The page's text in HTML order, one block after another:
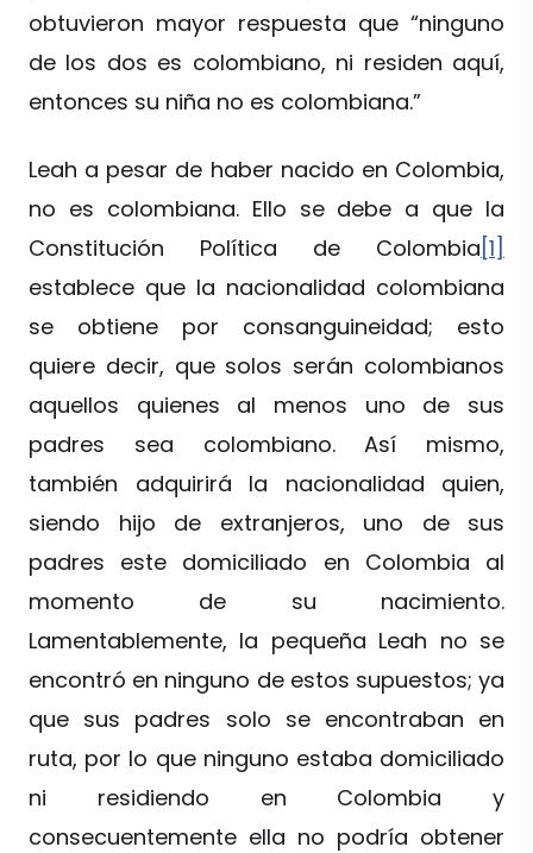
obtuvieron mayor respuesta que “ninguno
de los dos es colombiano, ni residen aquí,
entonces su niña no es colombiana.”
Leah a pesar de haber nacido en Colombia,
no es colombiana. Ello se debe a que la
Constitución Política de Colombia [1]
establece que la nacionalidad colombiana
se obtiene por consanguineidad; esto
quiere decir, que solos serán colombianos
aquellos quienes al menos uno de sus
padres sea colombiano. Así mismo,
también adquirirá la nacionalidad quien,
siendo hijo de extranjeros, uno de sus
padres este domiciliado en Colombia al
momento de su nacimiento.
Lamentablemente, la pequeña Leah no se
encontró en ninguno de estos supuestos; ya
que sus padres solo se encontraban en
ruta, por lo que ninguno estaba domiciliado
ni residiendo en Colombia y
consecuentemente ella no podría obtener